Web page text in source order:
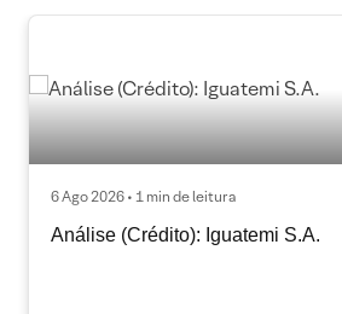
6 Ago 2026 • 1 min de leitura
Análise (Crédito): Iguatemi S.A.